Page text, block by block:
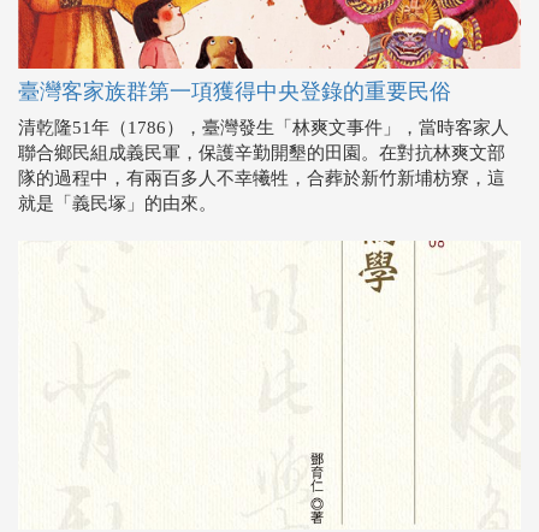
臺灣客家族群第一項獲得中央登錄的重要民俗
清乾隆51年（1786），臺灣發生「林爽文事件」，當時客家人
聯合鄉民組成義民軍，保護辛勤開墾的田園。在對抗林爽文部
隊的過程中，有兩百多人不幸犧牲，合葬於新竹新埔枋寮，這
就是「義民塚」的由來。